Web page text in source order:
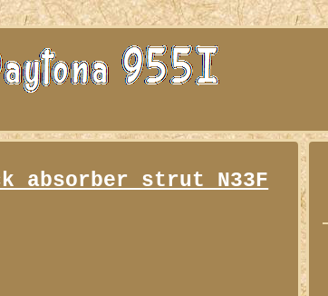
absorber strut N33F